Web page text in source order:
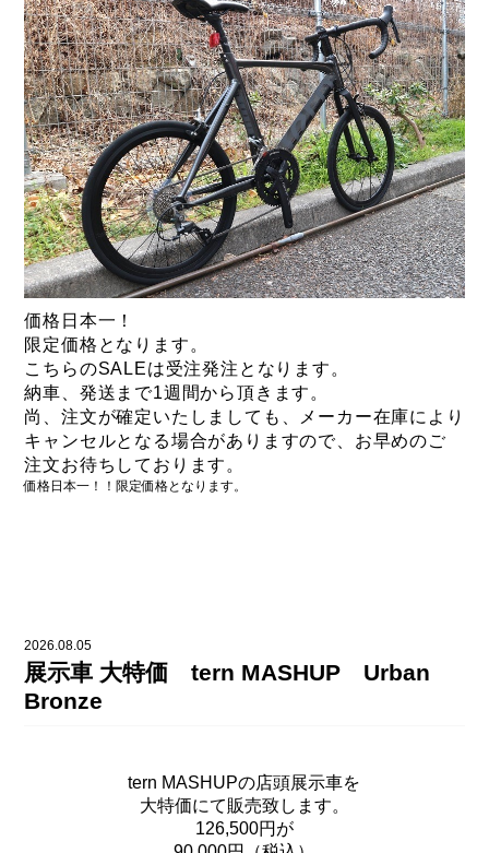
価格日本一！
限定価格となります。
こちらのSALEは受注発注となります。
納車、発送まで1週間から頂きます。
尚、注文が確定いたしましても、
メーカー在庫により
キャンセルとなる場合がありますので、 お早めのご
注文お待ちしております。
価格日本一！！限定価格となります。
2026.08.05
展示車 大特価 tern MASHUP Urban
Bronze
tern MASHUPの店頭展示車を
大特価にて販売致します。
126,500円が